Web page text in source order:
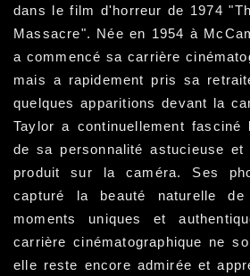
dans le film d'horreur de 1974
Massacre". Née en 1954 à
a commencé sa carrière
mais a rapidement pris sa
quelques apparitions devant la
Taylor a continuellement
de sa personnalité astucieuse
produit sur la caméra. Ses
capturé la beauté naturelle
moments uniques et
carrière cinématographique ne
elle reste encore admirée et